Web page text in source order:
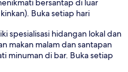
bersantap di luar
Buka setiap hari
spesialisasi hidangan lokal dan
makan malam dan santapan
minuman di bar. Buka setiap